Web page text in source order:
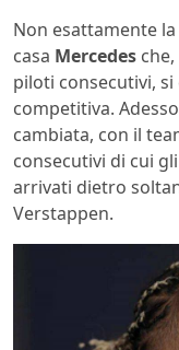
Non esattamente
casa Mercedes
piloti consecutivi,
competitiva.
cambiata, con il
consecutivi di cui
arrivati dietro
Verstappen.